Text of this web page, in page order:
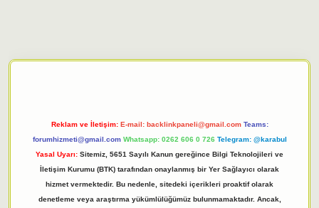
Reklam ve İletişim: E-mail: backlinkpaneli@gmail.com Teams:
forumhizmeti@gmail.com Whatsapp: 0262 606 0 726 Telegram: @karabul
Yasal Uyarı: Sitemiz, 5651 Sayılı Kanun gereğince Bilgi Teknolojileri ve
İletişim Kurumu (BTK) tarafından onaylanmış bir Yer Sağlayıcı olarak
hizmet vermektedir. Bu nedenle, sitedeki içerikleri proaktif olarak
denetleme veya araştırma yükümlülüğümüz bulunmamaktadır. Ancak,